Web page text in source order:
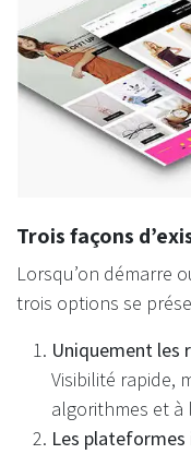
Trois façons
Lorsqu’on démarre
trois options se
Uniquement les
Visibilité rapide,
algorithmes et à
Les